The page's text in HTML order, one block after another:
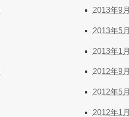
2013年9月
2013年5月
2013年1月
2012年9月
2012年5月
2012年1月